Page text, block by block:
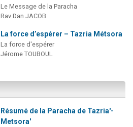
Le Message de la Paracha
Rav Dan JACOB
La force d’espérer – Tazria Métsora
La force d'espérer
Jérome TOUBOUL
Résumé de la Paracha de Tazria'-
Metsora'